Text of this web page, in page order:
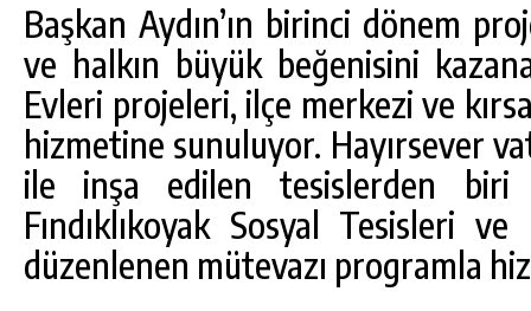
Başkan Aydın’ın birinci dönem
ve halkın büyük beğenisini
Evleri projeleri, ilçe merkezi ve
hizmetine sunuluyor. Hayırsever
ile inşa edilen tesislerden biri
Fındıklıkoyak Sosyal Tesisleri
düzenlenen mütevazı programla
GÜNLÜK HABER AKIŞI
GÖKSUN HAFIZLIK KIZ KUR’AN KURSU
ÖĞRENCILERINE DARENDE GEZISI.